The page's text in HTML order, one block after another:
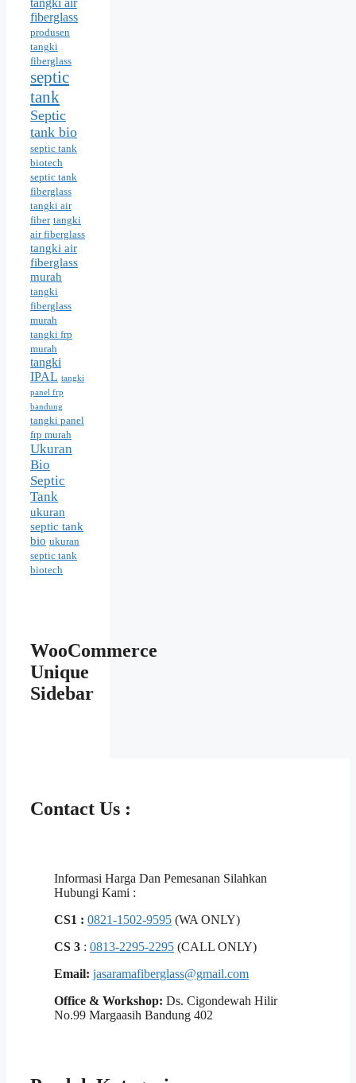
fiberglass
produsen
tangki
fiberglass
septic
tank
Septic
tank bio
septic tank
biotech
septic tank
fiberglass
tangki air
fiber tangki
air fiberglass
tangki air
fiberglass
murah
tangki
fiberglass
murah
tangki frp
murah
tangki
IPAL tangki
panel frp
bandung
tangki panel
frp murah
Ukuran
Bio
Septic
Tank
ukuran
septic tank
bio ukuran
septic tank
biotech
WooCommerce
Unique
Sidebar
Contact Us :
Informasi Harga Dan Pemesanan Silahkan
Hubungi Kami :
CS1 : 0821-1502-9595 (WA ONLY)
CS 3 : 0813-2295-2295 (CALL ONLY)
Email: jasaramafiberglass@gmail.com
Office & Workshop: Ds. Cigondewah Hilir
No.99 Margaasih Bandung 402